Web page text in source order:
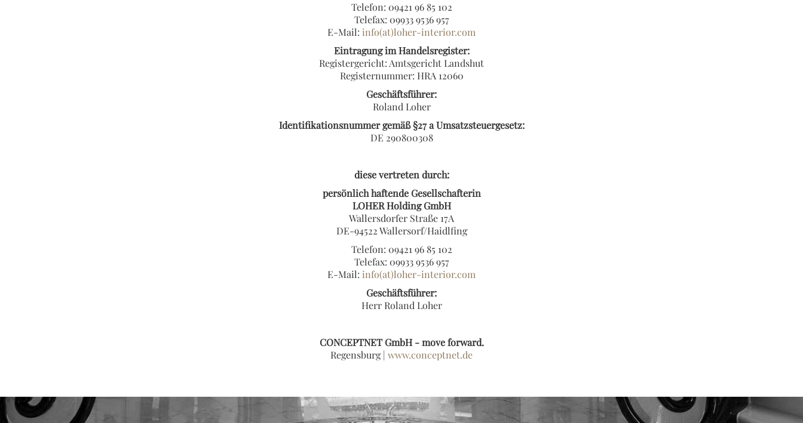
Telefon: 09421 96 85 102
Telefax: 09933 9536 957
E-Mail: info(at)loher-interior.com
Eintragung im Handelsregister:
Registergericht: Amtsgericht Landshut
Registernummer: HRA 12060
Geschäftsführer:
Roland Loher
Identifikationsnummer gemäß §27 a Umsatzsteuergesetz:
DE 290800308
diese vertreten durch:
persönlich haftende Gesellschafterin
LOHER Holding GmbH
Wallersdorfer Straße 17A
DE-94522 Wallersorf/Haidlfing
Telefon: 09421 96 85 102
Telefax: 09933 9536 957
E-Mail: info(at)loher-interior.com
Geschäftsführer:
Herr Roland Loher
CONCEPTNET GmbH - move forward.
Regensburg | www.conceptnet.de